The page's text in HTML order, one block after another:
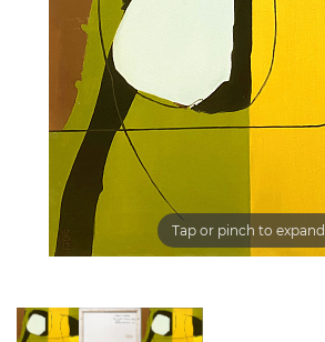
Tap or pinch to expand